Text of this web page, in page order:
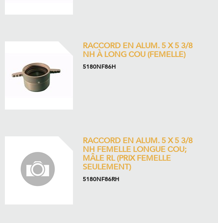
RACCORD EN ALUM. 5 X 5 3/8
NH À LONG COU (FEMELLE)
5180NF86H
RACCORD EN ALUM. 5 X 5 3/8
NH FEMELLE LONGUE COU;
MÂLE RL (PRIX FEMELLE
SEULEMENT)
5180NF86RH